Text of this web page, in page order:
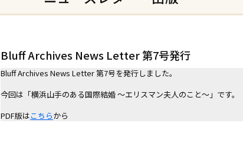
Bluff Archives News Letter 第7号発行
Bluff Archives News Letter 第7号を発行しました。
今回は「横浜山手のある国際結婚 〜エリスマン夫人のこと〜」です。
PDF版はこちらから